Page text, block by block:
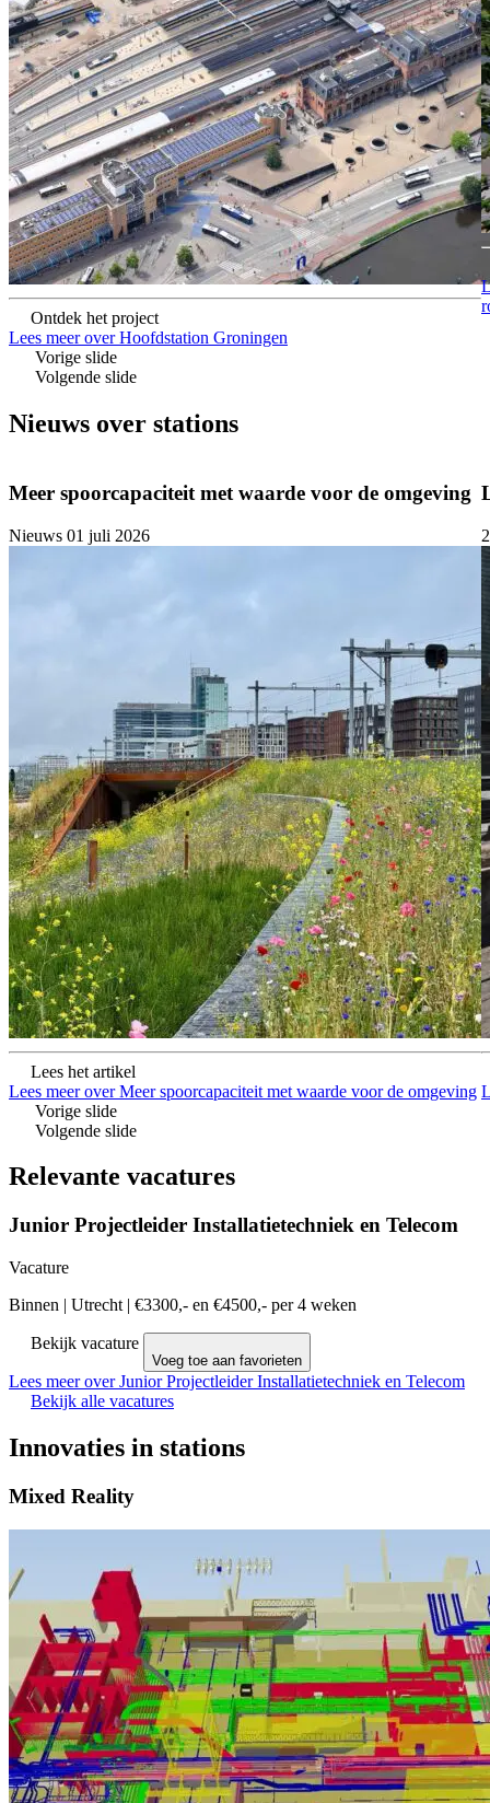
Ontdek het project
Lees meer over Hoofdstation Groningen
Vorige slide
Volgende slide
Nieuws over stations
Meer spoorcapaciteit met waarde voor de omgeving
Nieuws 01 juli 2026
Lees het artikel
Lees meer over Meer spoorcapaciteit met waarde voor de omgeving
Vorige slide
Volgende slide
Relevante vacatures
Junior Projectleider Installatietechniek en Telecom
Vacature
Binnen | Utrecht | €3300,- en €4500,- per 4 weken
Bekijk vacature
Voeg toe aan favorieten
Lees meer over Junior Projectleider Installatietechniek en Telecom
Bekijk alle vacatures
Innovaties in stations
Mixed Reality